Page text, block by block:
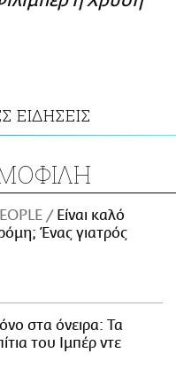
ΕΙΔΗΣΕΙΣ
Είναι καλό
Ένας γιατρός
στα όνειρα: Τα
του Ιμπέρ ντε